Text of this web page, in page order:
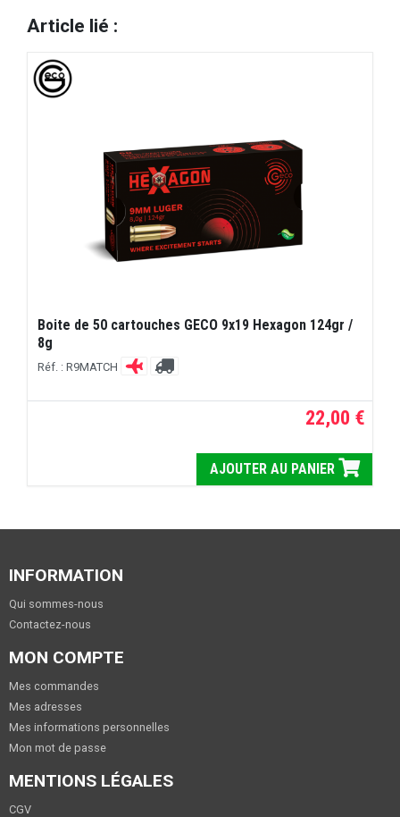
Article lié :
Boite de 50 cartouches GECO 9x19 Hexagon 124gr /
8g
Réf. : R9MATCH
22,00 €
AJOUTER AU PANIER
INFORMATION
Qui sommes-nous
Contactez-nous
MON COMPTE
Mes commandes
Mes adresses
Mes informations personnelles
Mon mot de passe
MENTIONS LÉGALES
CGV